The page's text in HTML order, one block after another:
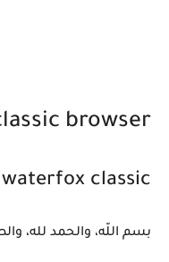
browser
waterfox classic
بسم اللّه، والحمد لله،